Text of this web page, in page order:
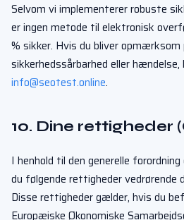
Selvom vi implementerer robuste
er ingen metode til elektronisk
% sikker. Hvis du bliver opmærksom
sikkerhedssårbarhed eller
info@seotest.online.
10. Dine rettigheder
I henhold til den generelle
du følgende rettigheder vedrørende
Disse rettigheder gælder, hvis du
Europæiske Økonomiske